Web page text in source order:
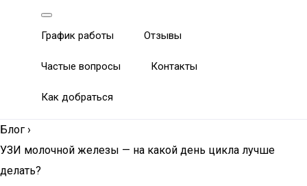
График работы Отзывы
Частые вопросы Контакты
Как добраться
Блог ›
УЗИ молочной железы — на какой день цикла лучше
делать?